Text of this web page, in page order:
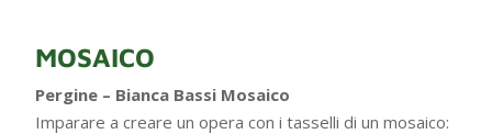
MOSAICO
Pergine – Bianca Bassi Mosaico
Imparare a creare un opera con i tasselli di un mosaico: